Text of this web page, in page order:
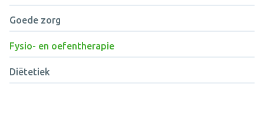
Goede zorg
Fysio- en oefentherapie
Diëtetiek